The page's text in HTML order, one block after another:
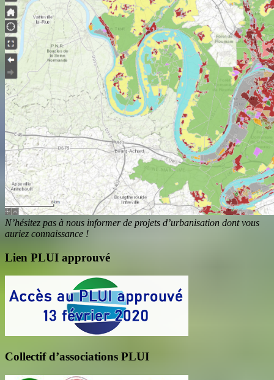
N’hésitez pas à nous informer de projets d’urbanisation dont vous
auriez connaissance !
Lien PLUI approuvé
Collectif d’associations PLUI